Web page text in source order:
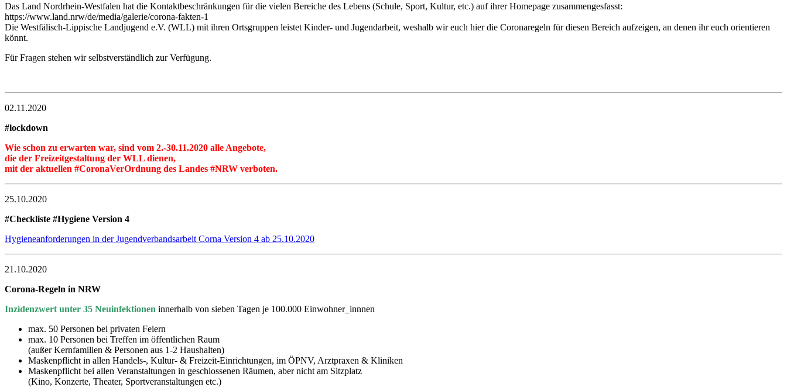
Das Land Nordrhein-Westfalen hat die Kontaktbeschränkungen für die vielen Bereiche des Lebens (Schule, Sport, Kultur, etc.) auf ihrer Homepage zusammengesfasst:
https://www.land.nrw/de/media/galerie/corona-fakten-1
Die Westfälisch-Lippische Landjugend e.V. (WLL) mit ihren Ortsgruppen leistet Kinder- und Jugendarbeit, weshalb wir euch hier die Coronaregeln für diesen Bereich aufzeigen, an denen ihr euch orientieren
könnt.
Für Fragen stehen wir selbstverständlich zur Verfügung.
02.11.2020
#lockdown
Wie schon zu erwarten war, sind vom 2.-30.11.2020 alle Angebote,
die der Freizeitgestaltung der WLL dienen,
mit der aktuellen #CoronaVerOrdnung des Landes #NRW verboten.
25.10.2020
#Checkliste #Hygiene Version 4
Hygieneanforderungen in der Jugendverbandsarbeit Corna Version 4 ab 25.10.2020
21.10.2020
Corona-Regeln in NRW
Inzidenzwert unter 35 Neuinfektionen innerhalb von sieben Tagen je 100.000 Einwohner_innnen
max. 50 Personen bei privaten Feiern
max. 10 Personen bei Treffen im öffentlichen Raum
(außer Kernfamilien & Personen aus 1-2 Haushalten)
Maskenpflicht in allen Handels-, Kultur- & Freizeit-Einrichtungen, im ÖPNV, Arztpraxen & Kliniken
Maskenpflicht bei allen Veranstaltungen in geschlossenen Räumen, aber nicht am Sitzplatz
(Kino, Konzerte, Theater, Sportveranstaltungen etc.)